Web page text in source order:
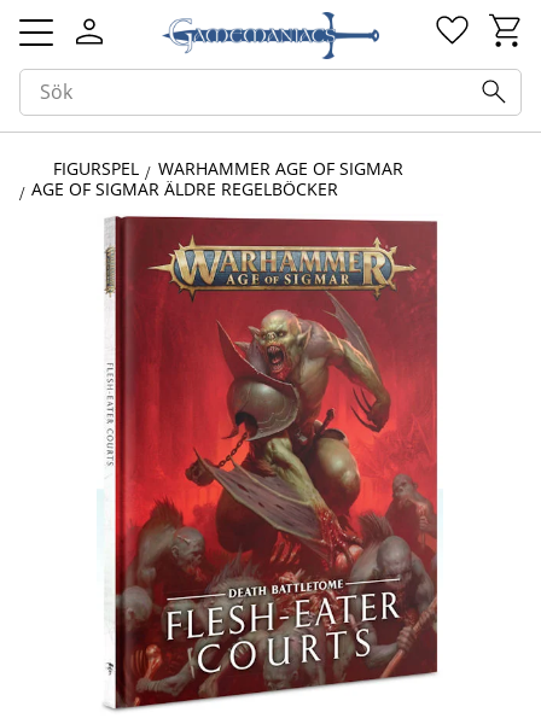
Meny
FIGURSPEL
WARHAMMER AGE OF SIGMAR
AGE OF SIGMAR ÄLDRE REGELBÖCKER